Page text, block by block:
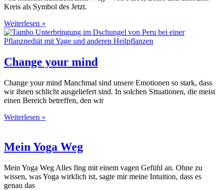
Kreis als Symbol des Jetzt.
Weiterlesen »
Change your mind
Change your mind Manchmal sind unsere Emotionen so stark, dass
wir ihnen schlicht ausgeliefert sind. In solchen Situationen, die meist
einen Bereich betreffen, den wir
Weiterlesen »
Mein Yoga Weg
Mein Yoga Weg Alles fing mit einem vagen Gefühl an. Ohne zu
wissen, was Yoga wirklich ist, sagte mir meine Intuition, dass es
genau das